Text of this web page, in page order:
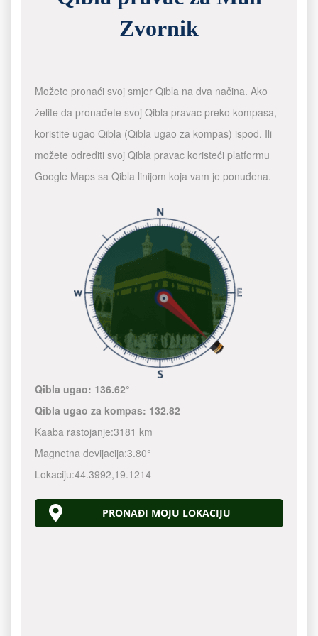
Zvornik
Možete pronaći svoj smjer Qibla na dva načina. Ako
želite da pronađete svoj Qibla pravac preko kompasa,
koristite ugao Qibla (Qibla ugao za kompas) ispod. Ili
možete odrediti svoj Qibla pravac koristeći platformu
Google Maps sa Qibla linijom koja vam je ponuđena.
Qibla ugao: 136.62°
Qibla ugao za kompas: 132.82
Kaaba rastojanje:3181 km
Magnetna devijacija:3.80°
Lokaciju:44.3992,19.1214
PRONAĐI MOJU LOKACIJU